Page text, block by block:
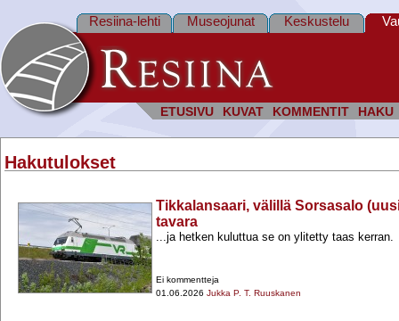
ETUSIVU KUVAT KOMMENTIT HAKU
Resiina-lehti Museojunat Keskustelu
Hakutulokset
Tikkalansaari, välillä Sorsasalo
tavara
...ja hetken kuluttua se on ylitetty taas kerran.
Ei kommentteja
01.06.2026 Jukka P. T. Ruuskanen